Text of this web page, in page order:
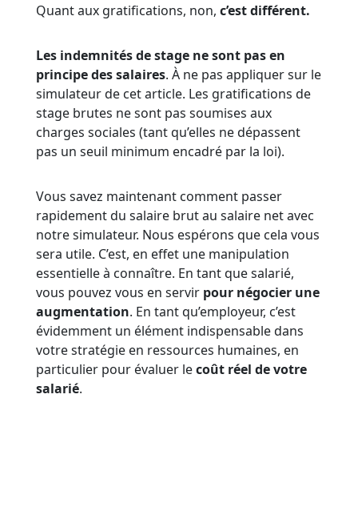
Quant aux gratifications, non, c’est différent.
Les indemnités de stage ne sont pas en
principe des salaires. À ne pas appliquer sur le
simulateur de cet article. Les gratifications de
stage brutes ne sont pas soumises aux
charges sociales (tant qu’elles ne dépassent
pas un seuil minimum encadré par la loi).
Vous savez maintenant comment passer
rapidement du salaire brut au salaire net avec
notre simulateur. Nous espérons que cela vous
sera utile. C’est, en effet une manipulation
essentielle à connaître. En tant que salarié,
vous pouvez vous en servir pour négocier une
augmentation. En tant qu’employeur, c’est
évidemment un élément indispensable dans
votre stratégie en ressources humaines, en
particulier pour évaluer lecoût réel de votre
salarié.